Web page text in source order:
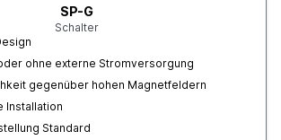
SP-G
Schalter
ohne externe Stromversorgung
gegenüber hohen Magnetfeldern
Installation
Standard